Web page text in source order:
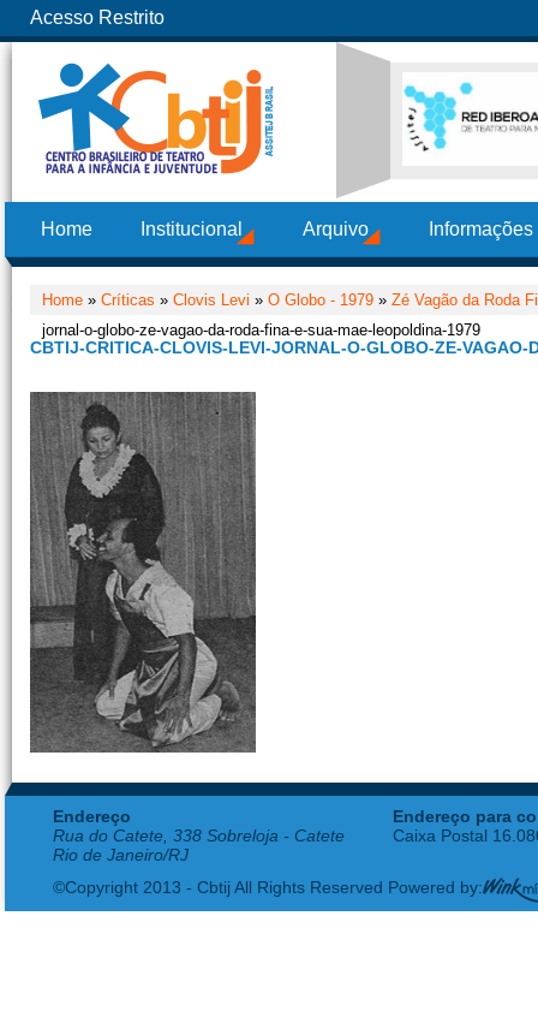
Acesso Restrito
Home Institucional Arquivo
Home » Críticas » Clovis Levi » O Globo - 1979 » Zé Vagão da Roda
jornal-o-globo-ze-vagao-da-roda-fina-e-sua-mae-leopoldina-1979
CBTIJ-CRITICA-CLOVIS-LEVI-JORNAL-O-GLOBO-ZE-
Endereço
Rua do Catete, 338 Sobreloja - Catete
Rio de Janeiro/RJ
Endereço para
Caixa Postal
©Copyright 2013 - Cbtij All Rights Reserved Powered by: